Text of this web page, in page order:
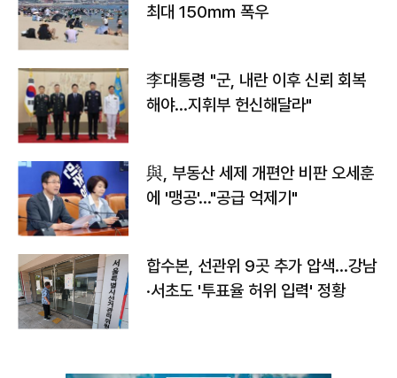
최대 150㎜ 폭우
李대통령 "군, 내란 이후 신뢰 회복
해야…지휘부 헌신해달라"
與, 부동산 세제 개편안 비판 오세훈
에 '맹공'…"공급 억제기"
합수본, 선관위 9곳 추가 압색…강남
·서초도 '투표율 허위 입력' 정황